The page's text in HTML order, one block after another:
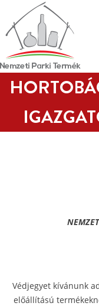
Védjegyet kívánunk
előállítású